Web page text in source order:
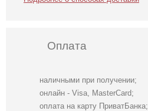
Оплата
наличными при получении;
онлайн - Visa, MasterCard;
оплата на карту ПриватБанка;